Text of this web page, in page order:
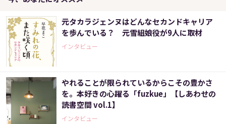
元タカラジェンヌはどんなセカンドキャリア
を歩んでいる？ 元雪組娘役が9人に取材
インタビュー
やれることが限られているからこその豊かさ
を。本好きの心躍る「fuzkue」【しあわせの
読書空間 vol.1】
インタビュー